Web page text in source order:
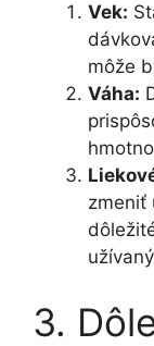
Vek:
môže
Váha:
zmeniť
3.